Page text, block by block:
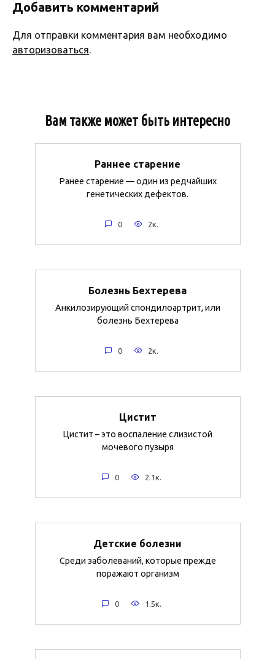
Добавить комментарий
Для отправки комментария вам необходимо
авторизоваться.
Вам также может быть интересно
Раннее старение
Ранее старение — один из редчайших
генетических дефектов.
0 2к.
Болезнь Бехтерева
Анкилозирующий спондилоартрит, или
болезнь Бехтерева
0 2к.
Цистит
Цистит – это воспаление слизистой
мочевого пузыря
0 2.1к.
Детские болезни
Среди заболеваний, которые прежде
поражают организм
0 1.5к.